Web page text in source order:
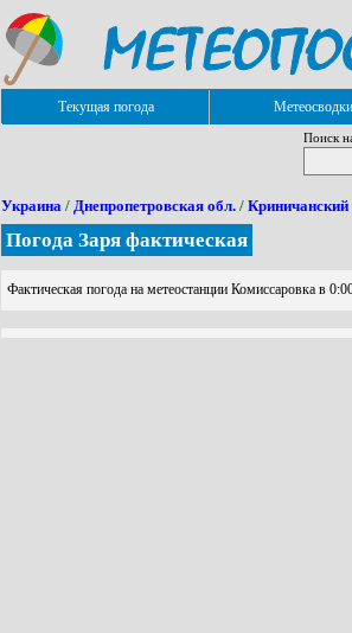
Текущая погода Метеосводки
Поиск
Украина / Днепропетровская обл. / Криничанский
Погода Заря фактическая
Фактическая погода на метеостанции Комиссаровка в